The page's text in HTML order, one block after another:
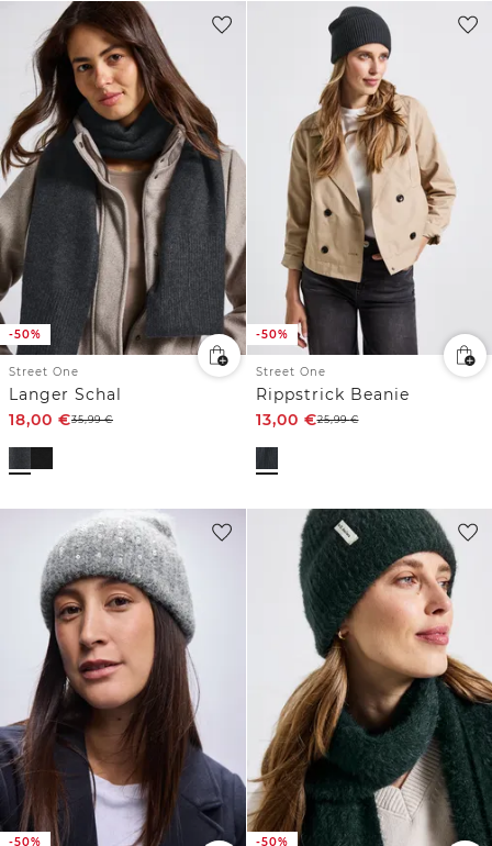
-50%
Street One
Langer Schal
18,00 €35,99€
-50%
Street One
Rippstrick Beanie
13,00 €25,99€
-50% -50%